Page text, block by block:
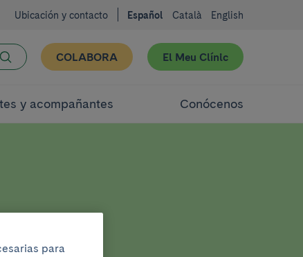
Ubicación y contacto Español Català English
COLABORA El Meu Clínic
y acompañantes Conócenos
para